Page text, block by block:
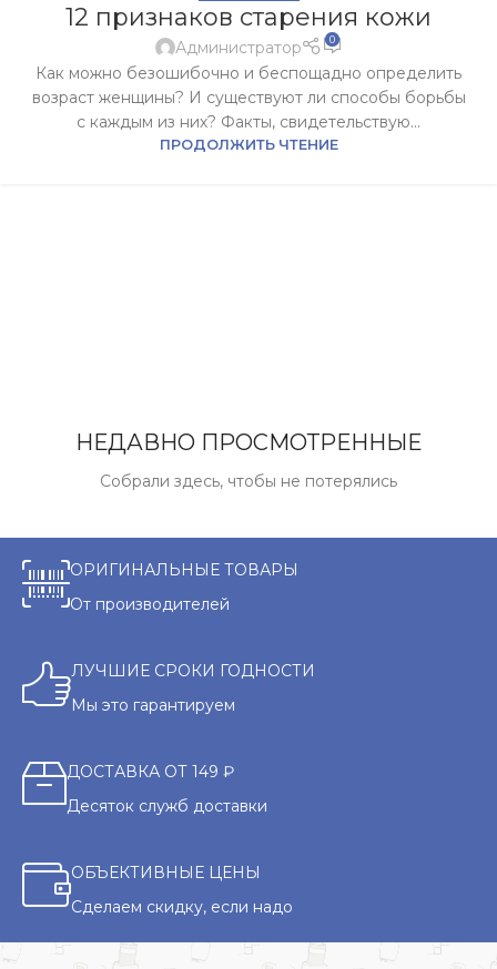
12 признаков старения кожи
Администратор 0
Как можно безошибочно и беспощадно определить
возраст женщины? И существуют ли способы борьбы
с каждым из них? Факты, свидетельствую...
ПРОДОЛЖИТЬ ЧТЕНИЕ
НЕДАВНО ПРОСМОТРЕННЫЕ
Собрали здесь, чтобы не потерялись
ОРИГИНАЛЬНЫЕ ТОВАРЫ
От производителей
ЛУЧШИЕ СРОКИ ГОДНОСТИ
Мы это гарантируем
ДОСТАВКА ОТ 149 ₽
Десяток служб доставки
ОБЪЕКТИВНЫЕ ЦЕНЫ
Сделаем скидку, если надо